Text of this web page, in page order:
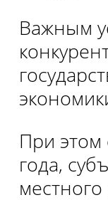
Важным
При этом
года,